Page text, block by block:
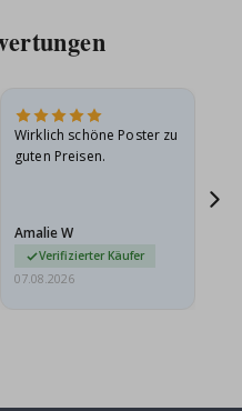
Wirklich schöne Poster zu
guten Preisen.
Amalie W
Verifizierter Käufer
07.08.2026